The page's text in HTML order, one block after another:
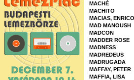
MACHÉ
MACHITO
MACIAS, ENRICO
MAD MANOUSH
MADCON
MADDER ROSE
MADNESS
MADREDEUS
MADRUGADA
MAFFAY, PETER
MAFFIA, LISA